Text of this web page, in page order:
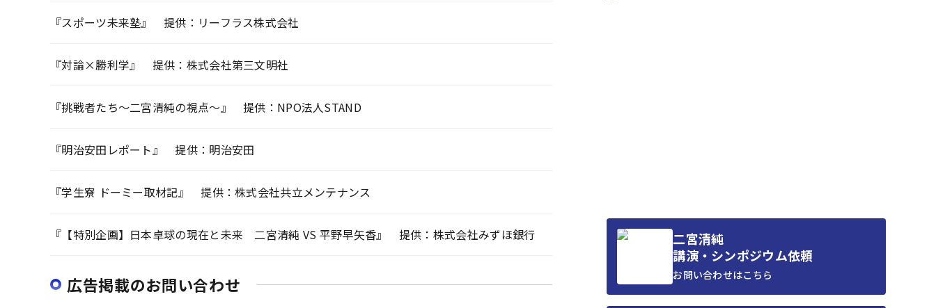
『スポーツ未来塾』 提供：リーフラス株式会社
『対論×勝利学』 提供：株式会社第三文明社
『挑戦者たち～二宮清純の視点～』 提供：NPO法人STAND
『明治安田レポート』 提供：明治安田
『学生寮 ドーミー取材記』 提供：株式会社共立メンテナンス
『【特別企画】日本卓球の現在と未来 二宮清純 VS 平野早矢香』 提供：株式会社みずほ銀行
広告掲載のお問い合わせ
二宮清純
講演・シンポジウム依頼
お問い合わせはこちら